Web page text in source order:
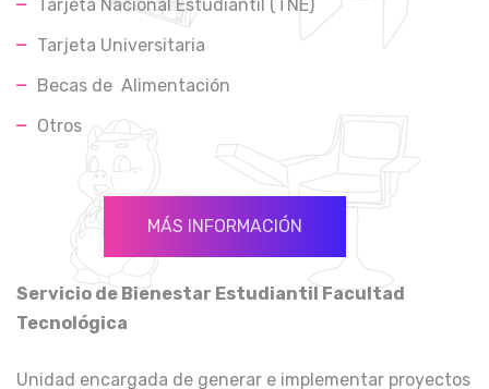
Tarjeta Nacional Estudiantil (TNE)
Tarjeta Universitaria
Becas de Alimentación
Otros
MÁS INFORMACIÓN
Servicio de Bienestar Estudiantil Facultad
Tecnológica
Unidad encargada de generar e implementar proyectos